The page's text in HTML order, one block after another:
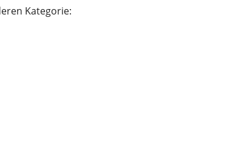
Kategorie: